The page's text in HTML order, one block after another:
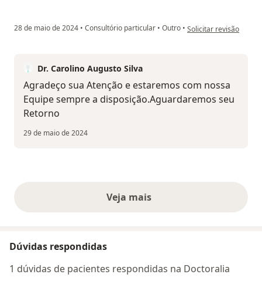
28 de maio de 2024 • Consultório particular • Outro • na opinião do
Solicitar revisão
Dr. Carolino Augusto Silva
Agradeço sua Atenção e estaremos com nossa
Equipe sempre a disposição.Aguardaremos seu
Retorno
29 de maio de 2024
Veja maisopiniões acima
Dúvidas respondidas
1 dúvidas de pacientes respondidas na Doctoralia